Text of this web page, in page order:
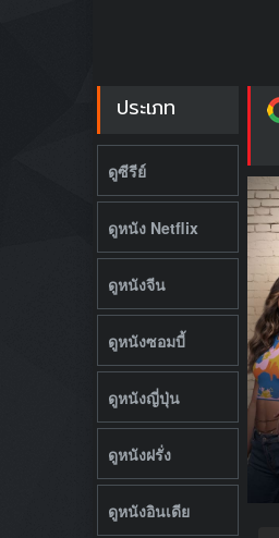
ประเภท
ดูซีรีย์
ดูหนัง Netflix
ดูหนังจีน
ดูหนังซอมบี้
ดูหนังญี่ปุ่น
ดูหนังฝรั่ง
ดูหนังอินเดีย